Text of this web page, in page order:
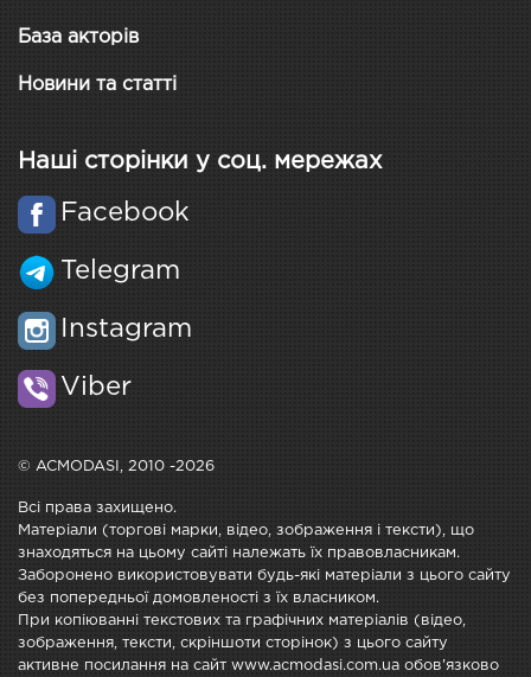
База акторів
Новини та статті
Наші сторінки у соц. мережах
Facebook
Telegram
Instagram
Viber
© ACMODASI, 2010 -2026
Всі права захищено.
Матеріали (торгові марки, відео, зображення і тексти), що
знаходяться на цьому сайті належать їх правовласникам.
Заборонено використовувати будь-які матеріали з цього сайту
без попередньої домовленості з їх власником.
При копіюванні текстових та графічних матеріалів (відео,
зображення, тексти, скріншоти сторінок) з цього сайту
активне посилання на сайт www.acmodasi.com.ua обов'язково